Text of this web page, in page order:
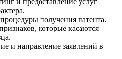
и предоставление услуг
получения патента.
которые касаются
и направление заявлений в